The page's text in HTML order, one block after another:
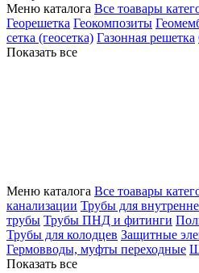
Меню каталога Все тоавары
Георешетка Геокомпозиты
сетка (геосетка) Газонная решетка
Показать все
Меню каталога Все тоавары
канализации Трубы для
трубы Трубы ПНД и фитинги
Трубы для колодцев Защитные
Гермовводы, муфты переходные
Показать все